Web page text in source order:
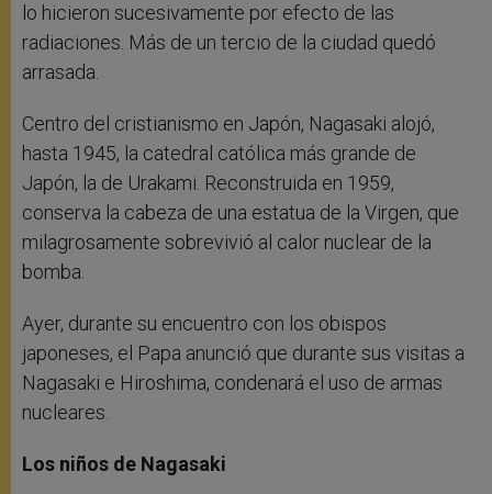
lo hicieron sucesivamente por efecto de las
radiaciones. Más de un tercio de la ciudad quedó
arrasada.
Centro del cristianismo en Japón, Nagasaki alojó,
hasta 1945, la catedral católica más grande de
Japón, la de Urakami. Reconstruida en 1959,
conserva la cabeza de una estatua de la Virgen, que
milagrosamente sobrevivió al calor nuclear de la
bomba.
Ayer, durante su encuentro con los obispos
japoneses, el Papa anunció que durante sus visitas a
Nagasaki e Hiroshima, condenará el uso de armas
nucleares.
Los niños de Nagasaki